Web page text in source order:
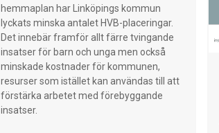
hemmaplan har Linköpings kommun
lyckats minska antalet HVB-placeringar.
Det innebär framför allt färre tvingande
insatser för barn och unga men också
minskade kostnader för kommunen,
resurser som istället kan användas till att
förstärka arbetet med förebyggande
insatser.